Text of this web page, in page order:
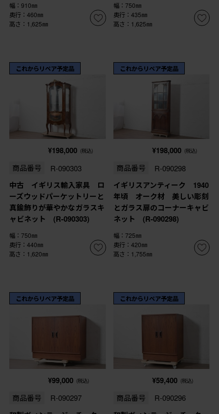
幅：910㎜
奥行：460㎜
高さ：1,625㎜
幅：750㎜
奥行：435㎜
高さ：1,625㎜
これからリペア予定品
¥198,000 (税込)
商品番号 R-090303
中古 イギリス輸入家具 ロ
ーズウッドパーケットリーと
真鍮飾りが華やかなガラスキ
ャビネット (R-090303)
幅：750㎜
奥行：440㎜
高さ：1,620㎜
これからリペア予定品
¥198,000 (税込)
商品番号 R-090298
イギリスアンティーク 1940
年頃 オーク材 美しい彫刻
とガラス扉のコーナーキャビ
ネット (R-090298)
幅：725㎜
奥行：420㎜
高さ：1,755㎜
これからリペア予定品
¥99,000 (税込)
商品番号 R-090297
これからリペア予定品
¥59,400 (税込)
商品番号 R-090296